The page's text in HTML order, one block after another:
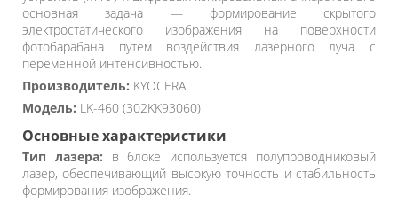
основная задача — формирование скрытого
электростатического изображения на поверхности
фотобарабана путем воздействия лазерного луча с
переменной интенсивностью.
Производитель: KYOCERA
Модель: LK-460 (302KK93060)
Основные характеристики
Тип лазера: в блоке используется полупроводниковый
лазер, обеспечивающий высокую точность и стабильность
формирования изображения.